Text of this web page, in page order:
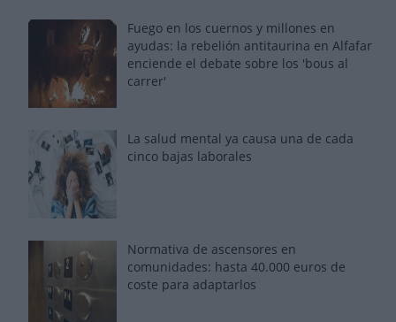
Fuego en los cuernos y millones en
ayudas: la rebelión antitaurina en Alfafar
enciende el debate sobre los 'bous al
carrer'
La salud mental ya causa una de cada
cinco bajas laborales
Normativa de ascensores en
comunidades: hasta 40.000 euros de
coste para adaptarlos